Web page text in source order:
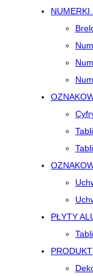
NUMERKI
PŁYTY